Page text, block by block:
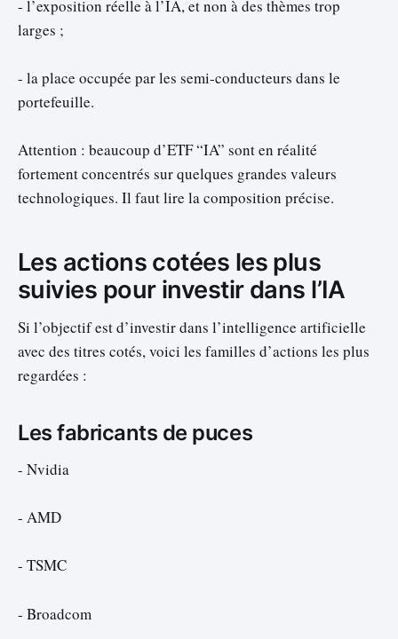
- l’exposition réelle à l’IA, et non à des thèmes trop
larges ;
- la place occupée par les semi-conducteurs dans le
portefeuille.
Attention : beaucoup d’ETF “IA” sont en réalité
fortement concentrés sur quelques grandes valeurs
technologiques. Il faut lire la composition précise.
Les actions cotées les plus
suivies pour investir dans l’IA
Si l’objectif est d’investir dans l’intelligence artificielle
avec des titres cotés, voici les familles d’actions les plus
regardées :
Les fabricants de puces
- Nvidia
- AMD
- TSMC
- Broadcom